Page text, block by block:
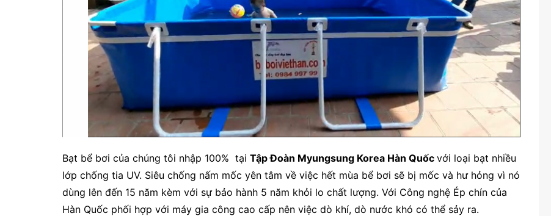
Bạt bể bơi của chúng tôi nhập 100% tại Tập Đoàn Myungsung Korea Hàn Quốc với loại bạt nhiều
lớp chống tia UV. Siêu chống nấm mốc yên tâm về việc hết mùa bể bơi sẽ bị mốc và hư hỏng vì nó
dùng lên đến 15 năm kèm với sự bảo hành 5 năm khỏi lo chất lượng. Với Công nghệ Ép chín của
Hàn Quốc phối hợp với máy gia công cao cấp nên việc dò khí, dò nước khó có thể sảy ra.